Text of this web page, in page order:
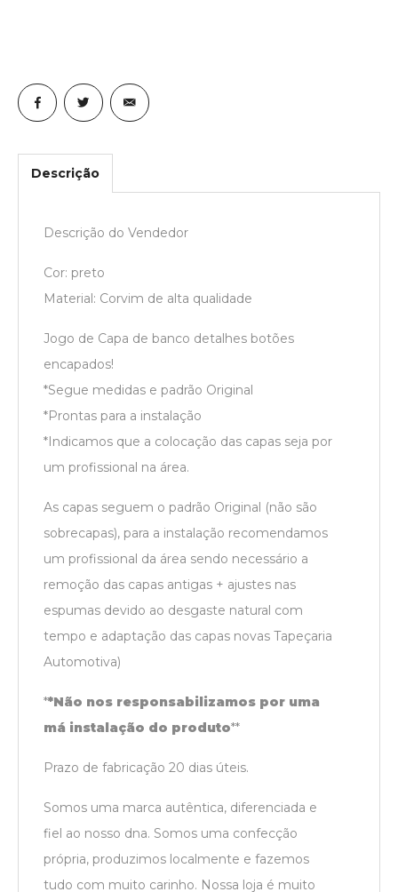
Descrição
Descrição do Vendedor
Cor: preto
Material: Corvim de alta qualidade
Jogo de Capa de banco detalhes botões
encapados!
*Segue medidas e padrão Original
*Prontas para a instalação
*Indicamos que a colocação das capas seja por
um profissional na área.
As capas seguem o padrão Original (não são
sobrecapas), para a instalação recomendamos
um profissional da área sendo necessário a
remoção das capas antigas + ajustes nas
espumas devido ao desgaste natural com
tempo e adaptação das capas novas Tapeçaria
Automotiva)
**Não nos responsabilizamos por uma
má instalação do produto**
Prazo de fabricação 20 dias úteis.
Somos uma marca autêntica, diferenciada e
fiel ao nosso dna. Somos uma confecção
própria, produzimos localmente e fazemos
tudo com muito carinho. Nossa loja é muito